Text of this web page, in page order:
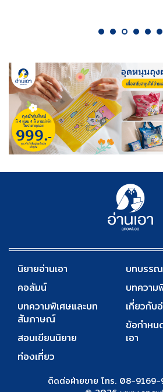
นิยายอ่านเอา
คอลัมน์
บทความพิเศษและบท
สัมภาษณ์
สอนเขียนนิยาย
ท่องเที่ยว
บทบรรณ
บทความ
เกี่ยวกับ
ข้อกำหน
เอา
ติดต่อฝ่ายขาย โทร. 08-